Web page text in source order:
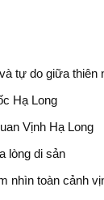
tự do giữa thiên
Hạ Long
Vịnh Hạ Long
lòng di sản
nhìn toàn cảnh